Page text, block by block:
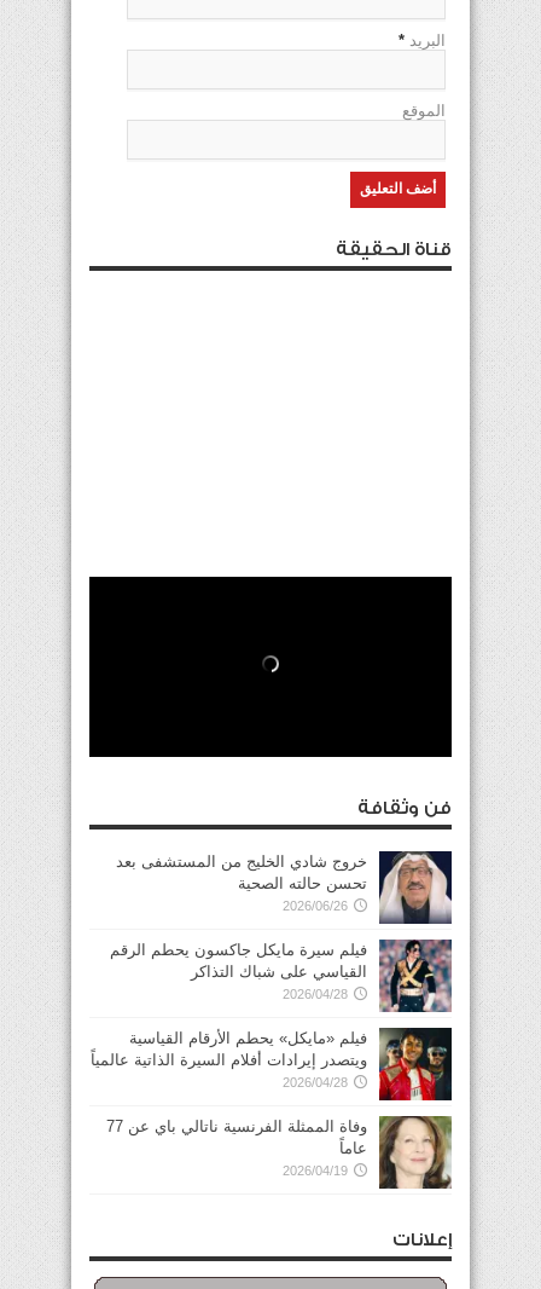
البريد *
الموقع
قناة الحقيقة
فن وثقافة
خروج شادي الخليج من المستشفى بعد
تحسن حالته الصحية
2026/06/26
فيلم سيرة مايكل جاكسون يحطم الرقم
القياسي على شباك التذاكر
2026/04/28
فيلم «مايكل» يحطم الأرقام القياسية
ويتصدر إيرادات أفلام السيرة الذاتية عالمياً
2026/04/28
وفاة الممثلة الفرنسية ناتالي باي عن 77
عاماً
2026/04/19
إعلانات